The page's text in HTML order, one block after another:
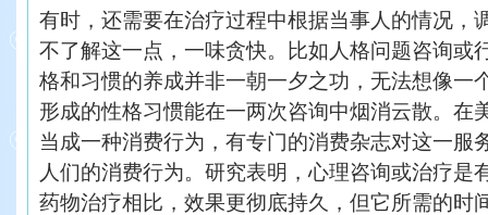
有时，还需要在治疗过程中根据当事人的情况，
不了解这一点，一味贪快。比如人格问题咨询或
格和习惯的养成并非一朝一夕之功，无法想像一
形成的性格习惯能在一两次咨询中烟消云散。在
当成一种消费行为，有专门的消费杂志对这一服
人们的消费行为。研究表明，心理咨询或治疗是
药物治疗相比，效果更彻底持久，但它所需的时